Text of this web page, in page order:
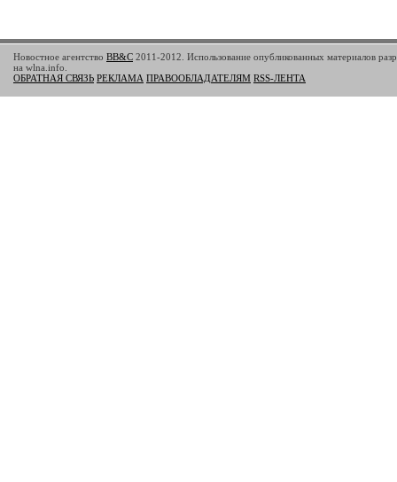
Новостное агентство BB&C 2011-2012. Использование опубликованных материалов
на wlna.info.
ОБРАТНАЯ СВЯЗЬ РЕКЛАМА ПРАВООБЛАДАТЕЛЯМ RSS-ЛЕНТА